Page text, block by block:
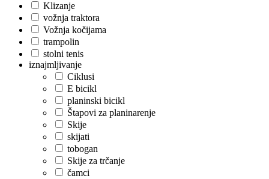
Klizanje
vožnja traktora
Vožnja kočijama
trampolin
stolni tenis
iznajmljivanje
Ciklusi
E bicikl
planinski bicikl
Štapovi za planinarenje
Skije
skijati
tobogan
Skije za trčanje
čamci